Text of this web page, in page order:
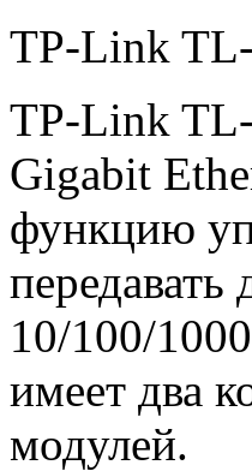
TP-Link
TP-Link
Gigabit
функцию
10/100/
имеет два
модулей.